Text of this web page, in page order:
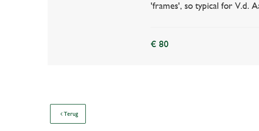
'frames', so typical for V.d.
€ 80
Terug